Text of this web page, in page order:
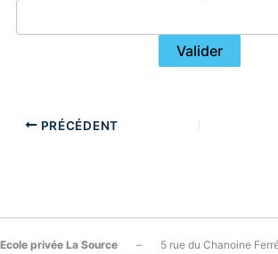
PRÉCÉDENT
Ecole privée La Source – 5 rue du Chanoine